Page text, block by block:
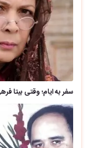
سفر به ایام؛ وقتی بیتا